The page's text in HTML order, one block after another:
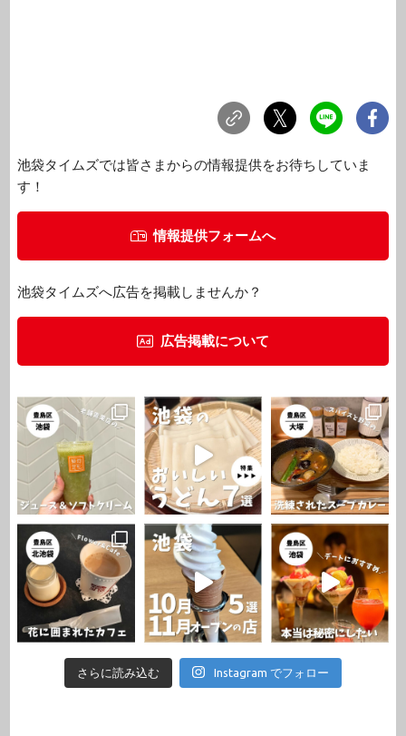
池袋タイムズでは皆さまからの情報提供をお待ちしていま
す！
情報提供フォームへ
池袋タイムズへ広告を掲載しませんか？
広告掲載について
さらに読み込む Instagram でフォロー